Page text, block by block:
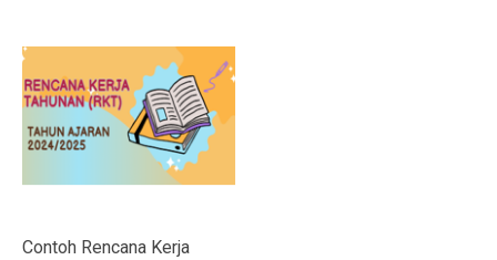
Contoh Rencana Kerja